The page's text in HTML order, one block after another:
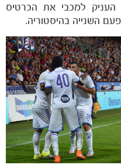
למכבי את הכרטיס
השנייה בהיסטוריה.